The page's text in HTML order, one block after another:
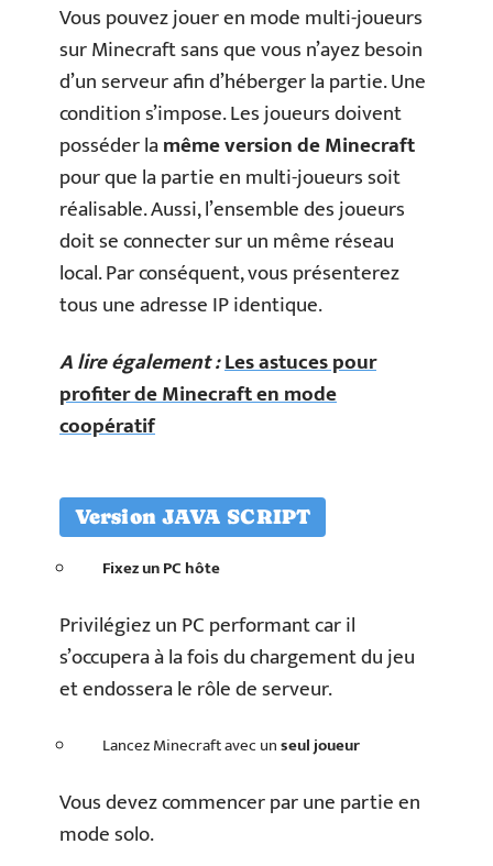
Vous pouvez jouer en mode multi-joueurs
sur Minecraft sans que vous n’ayez besoin
d’un serveur afin d’héberger la partie. Une
condition s’impose. Les joueurs doivent
posséder lamême version de Minecraft
pour que la partie en multi-joueurs soit
réalisable. Aussi, l’ensemble des joueurs
doit se connecter sur un même réseau
local. Par conséquent, vous présenterez
tous une adresse IP identique.
A lire également :Les astuces pour
profiter de Minecraft en mode
coopératif
Version JAVA SCRIPT
Fixez un PC hôte
Privilégiez un PC performant car il
s’occupera à la fois du chargement du jeu
et endossera le rôle de serveur.
Lancez Minecraft avec unseul joueur
Vous devez commencer par une partie en
mode solo.